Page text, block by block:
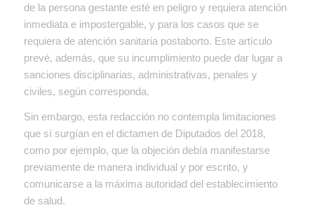
de la persona gestante esté en peligro y requiera atención
inmediata e impostergable, y para los casos que se
requiera de atención sanitaria postaborto. Este artículo
prevé, además, que su incumplimiento puede dar lugar a
sanciones disciplinarias, administrativas, penales y
civiles, según corresponda.
Sin embargo, esta redacción no contempla limitaciones
que sí surgían en el dictamen de Diputados del 2018,
como por ejemplo, que la objeción debía manifestarse
previamente de manera individual y por escrito, y
comunicarse a la máxima autoridad del establecimiento
de salud.